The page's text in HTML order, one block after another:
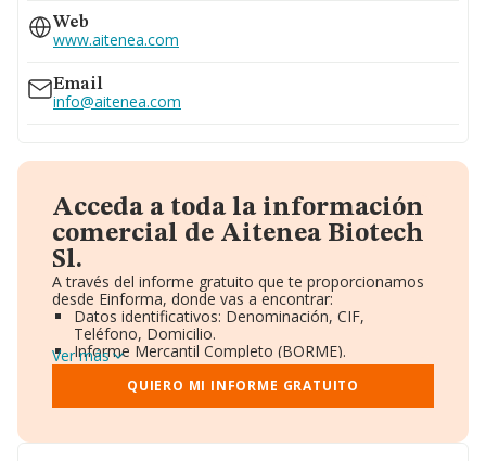
600...
Ver teléfono 600...
Web
www.aitenea.com
Email
info@aitenea.com
Acceda a toda la información
comercial de Aitenea Biotech
Sl.
A través del informe gratuito que te proporcionamos
desde Einforma, donde vas a encontrar:
Datos identificativos: Denominación, CIF,
Teléfono, Domicilio.
Informe Mercantil Completo (BORME).
Gráficos de Evolución Ventas y Empleados.
Consejo de Administración y Administradores.
Directivos y Ejecutivos.
Ver más
QUIERO MI INFORME GRATUITO